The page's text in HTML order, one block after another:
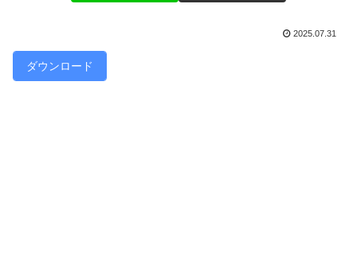
2025.07.31
ダウンロード